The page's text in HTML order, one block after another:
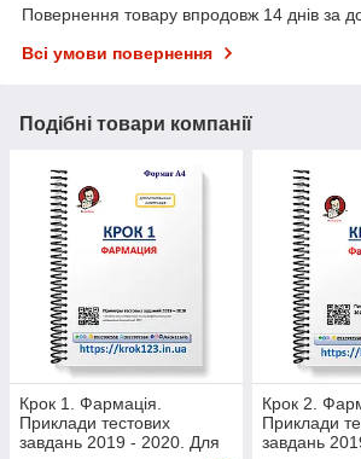
Повернення товару впродовж 14 днів за
Всі умови повернення
Подібні товари компанії
Крок 1. Фармація.
Приклади тестових
завдань 2019 - 2020. Для
Крок 2.
Приклади
завдань